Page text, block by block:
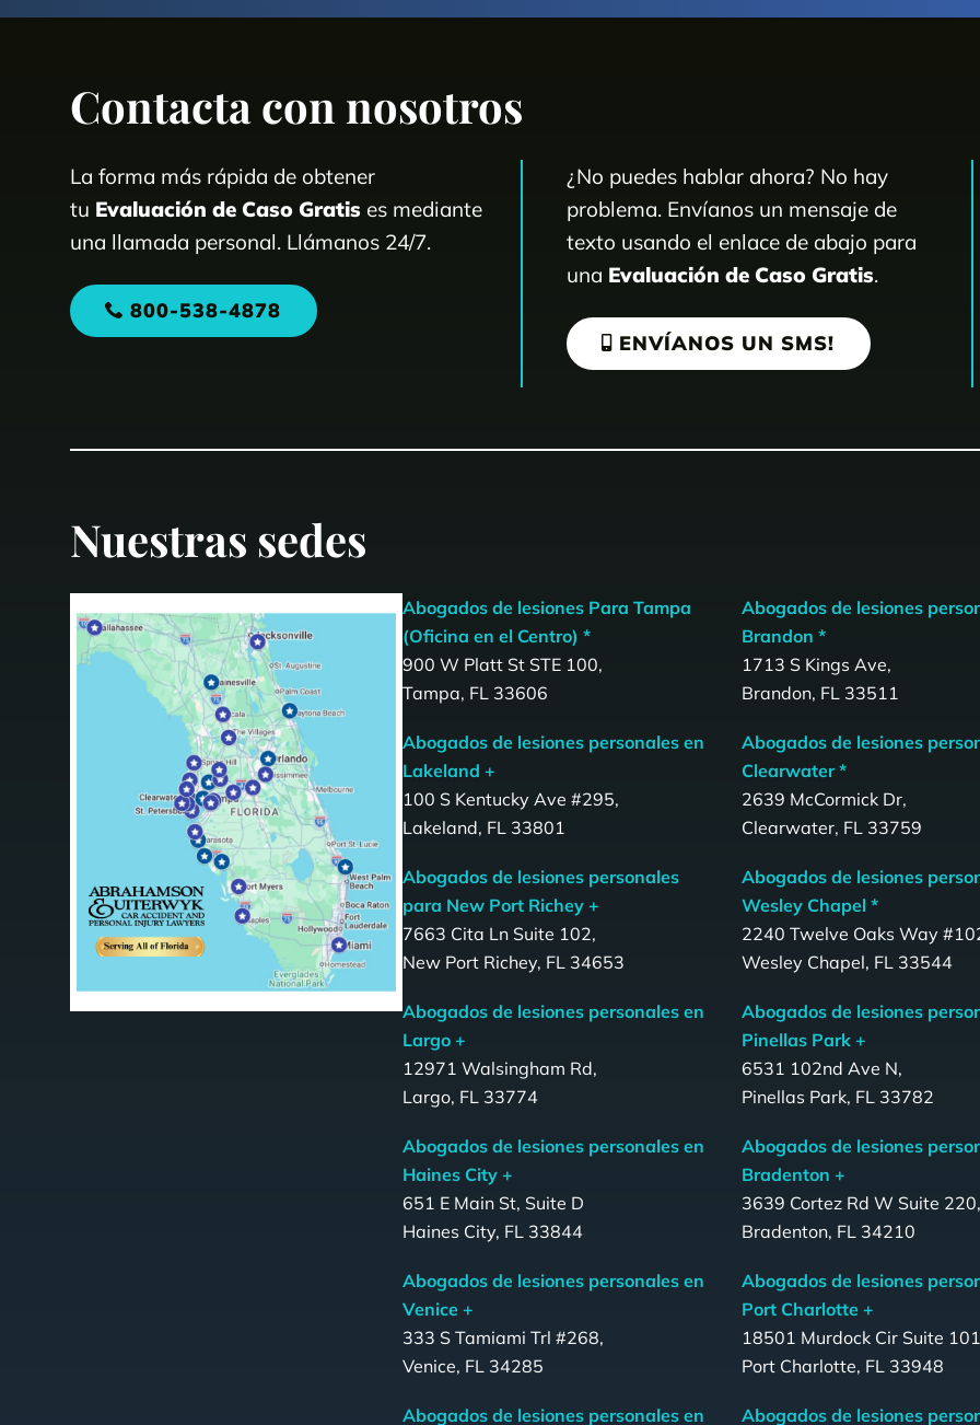
Contacta con nosotros
La forma más rápida de obtener
tu Evaluación de Caso Gratis es mediante
una llamada personal. Llámanos 24/7.
800-538-4878
¿No puedes hablar ahora? No hay
problema. Envíanos un mensaje de
texto usando el enlace de abajo para
una Evaluación de Caso Gratis.
ENVÍANOS UN SMS!
Nuestras sedes
Abogados de lesiones Para Tampa
(Oficina en el Centro) *
900 W Platt St STE 100,
Tampa, FL 33606
Abogados de lesiones
Brandon *
1713 S Kings Ave,
Brandon, FL 33511
Abogados de lesiones personales en
Lakeland +
100 S Kentucky Ave #295,
Lakeland, FL 33801
Abogados de lesiones
Clearwater *
2639 McCormick Dr,
Clearwater, FL 33759
Abogados de lesiones personales
para New Port Richey +
7663 Cita Ln Suite 102,
New Port Richey, FL 34653
Abogados de lesiones
Wesley Chapel *
2240 Twelve Oaks Way
Wesley Chapel, FL 33544
Abogados de lesiones personales en
Largo +
12971 Walsingham Rd,
Largo, FL 33774
Abogados de lesiones
Pinellas Park +
6531 102nd Ave N,
Pinellas Park, FL 33782
Abogados de lesiones personales en
Haines City +
651 E Main St, Suite D
Haines City, FL 33844
Abogados de lesiones
Bradenton +
3639 Cortez Rd W Suite
Bradenton, FL 34210
Abogados de lesiones personales en
Venice +
333 S Tamiami Trl #268,
Venice, FL 34285
Abogados de lesiones
Port Charlotte +
18501 Murdock Cir Suite
Port Charlotte, FL 33948
Abogados de lesiones personales en Abogados de lesiones